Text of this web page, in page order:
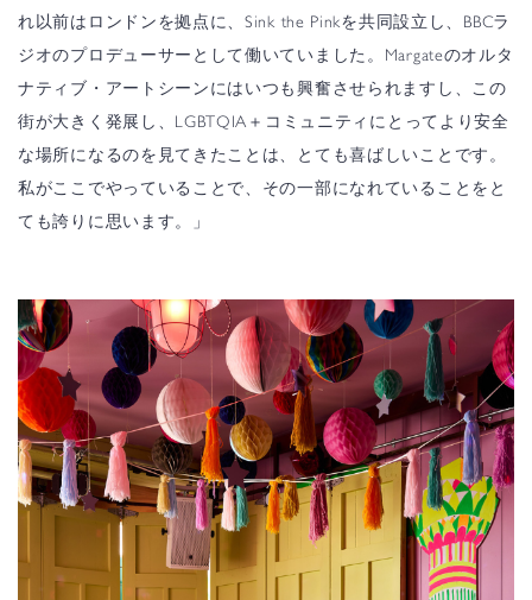
れ以前はロンドンを拠点に、Sink the Pinkを共同設立し、BBCラ
ジオのプロデューサーとして働いていました。Margateのオルタ
ナティブ・アートシーンにはいつも興奮させられますし、この
街が大きく発展し、LGBTQIA＋コミュニティにとってより安全
な場所になるのを見てきたことは、とても喜ばしいことです。
私がここでやっていることで、その一部になれていることをと
ても誇りに思います。」